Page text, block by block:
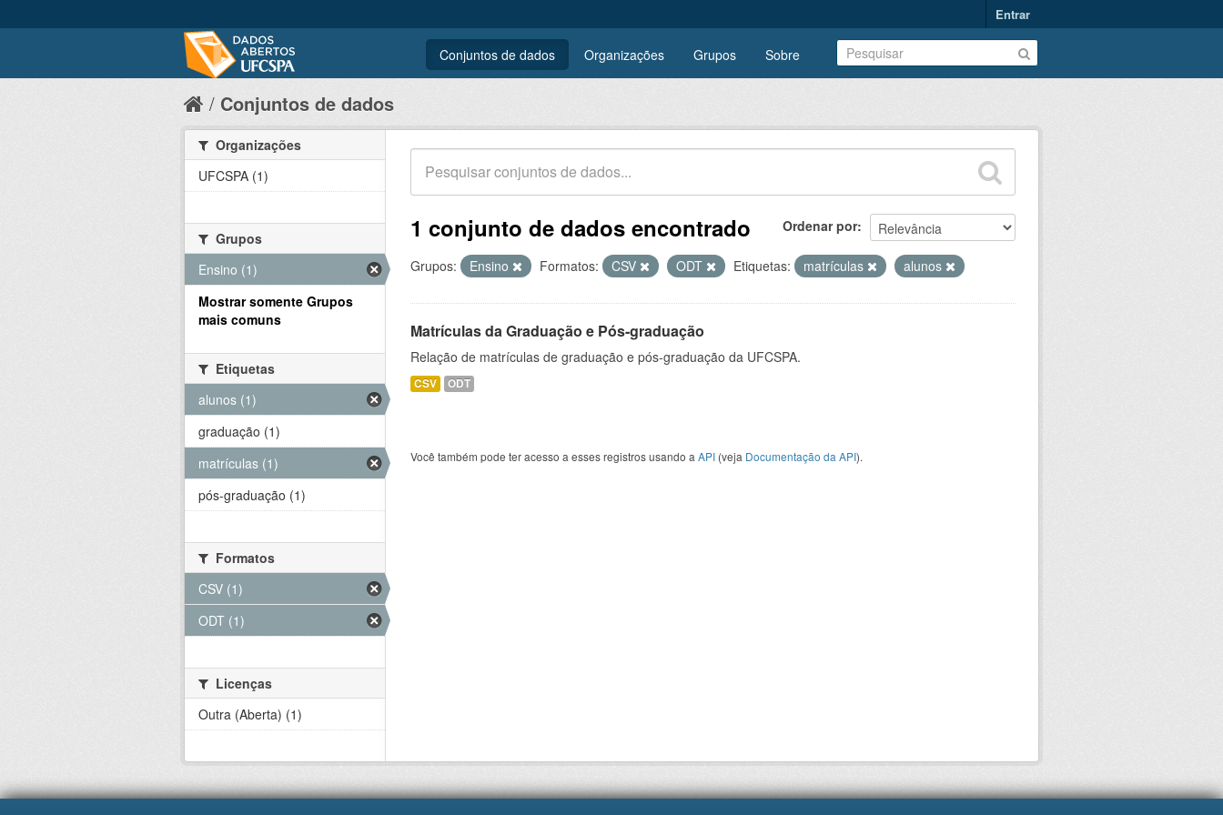
Entrar
Conjuntos de dados Organizações Grupos Sobre
Conjuntos de dados
Ordenar por
1 conjunto de dados encontrado
Grupos: Ensino Formatos: CSV ODT Etiquetas: matrículas alunos
Matrículas da Graduação e Pós-graduação
Relação de matrículas de graduação e pós-graduação da UFCSPA.
CSV ODT
Você também pode ter acesso a esses registros usando a API (veja Documentação da API).
Organizações
UFCSPA (1)
Grupos
Ensino (1)
Mostrar somente Grupos
mais comuns
Etiquetas
alunos (1)
graduação (1)
matrículas (1)
pós-graduação (1)
Formatos
CSV (1)
ODT (1)
Licenças
Outra (Aberta) (1)